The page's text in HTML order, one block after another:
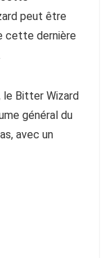
peut être
cette dernière
le Bitter Wizard
général du
avec un